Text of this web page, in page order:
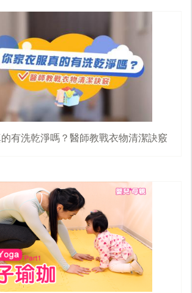
有洗乾淨嗎？醫師教戰衣物清潔訣竅